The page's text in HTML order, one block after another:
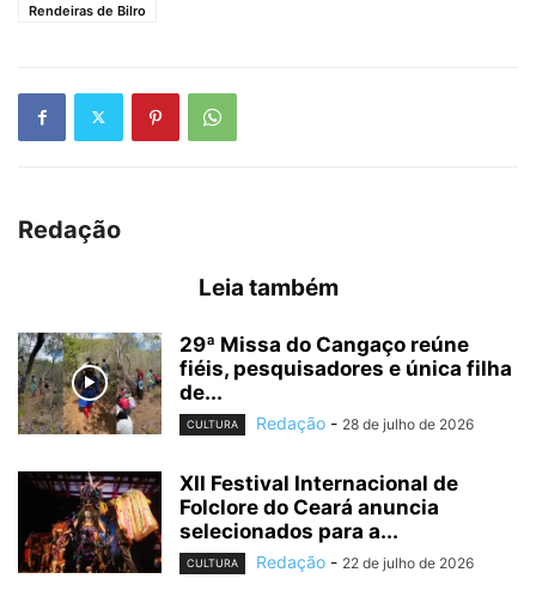
Rendeiras de Bilro
Redação
Leia também
29ª Missa do Cangaço reúne
fiéis, pesquisadores e única filha
de...
CULTURA Redação - 28 de julho de 2026
XII Festival Internacional de
Folclore do Ceará anuncia
selecionados para a...
CULTURA Redação - 22 de julho de 2026